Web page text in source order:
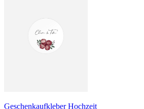
Geschenkaufkleber Hochzeit